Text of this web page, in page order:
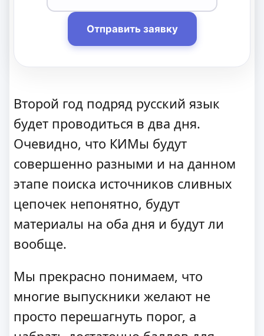
Отправить заявку
Второй год подряд русский язык
будет проводиться в два дня.
Очевидно, что КИМы будут
совершенно разными и на данном
этапе поиска источников сливных
цепочек непонятно, будут
материалы на оба дня и будут ли
вообще.
Мы прекрасно понимаем, что
многие выпускники желают не
просто перешагнуть порог, а